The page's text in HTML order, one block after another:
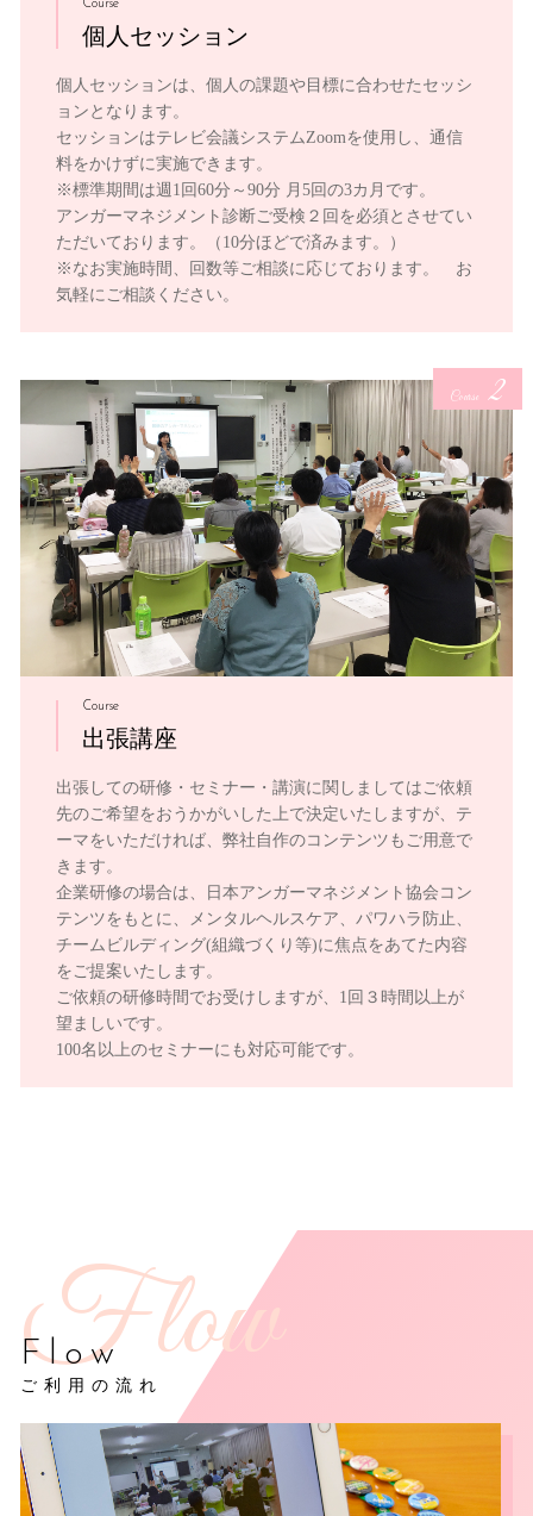
Course
個人セッション
個人セッションは、個人の課題や目標に合わせたセッシ
ョンとなります。
セッションはテレビ会議システムZoomを使用し、通信
料をかけずに実施できます。
※標準期間は週1回60分～90分 月5回の3カ月です。
アンガーマネジメント診断ご受検２回を必須とさせてい
ただいております。（10分ほどで済みます。）
※なお実施時間、回数等ご相談に応じております。 お
気軽にご相談ください。
Course 2
Course
出張講座
出張しての研修・セミナー・講演に関しましてはご依頼
先のご希望をおうかがいした上で決定いたしますが、テ
ーマをいただければ、弊社自作のコンテンツもご用意で
きます。
企業研修の場合は、日本アンガーマネジメント協会コン
テンツをもとに、メンタルヘルスケア、パワハラ防止、
チームビルディング(組織づくり等)に焦点をあてた内容
をご提案いたします。
ご依頼の研修時間でお受けしますが、1回３時間以上が
望ましいです。
100名以上のセミナーにも対応可能です。
Flow
ご利用の流れ